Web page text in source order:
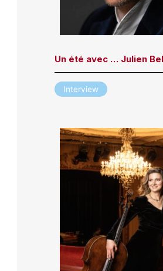
Un été avec … Julien
Interview